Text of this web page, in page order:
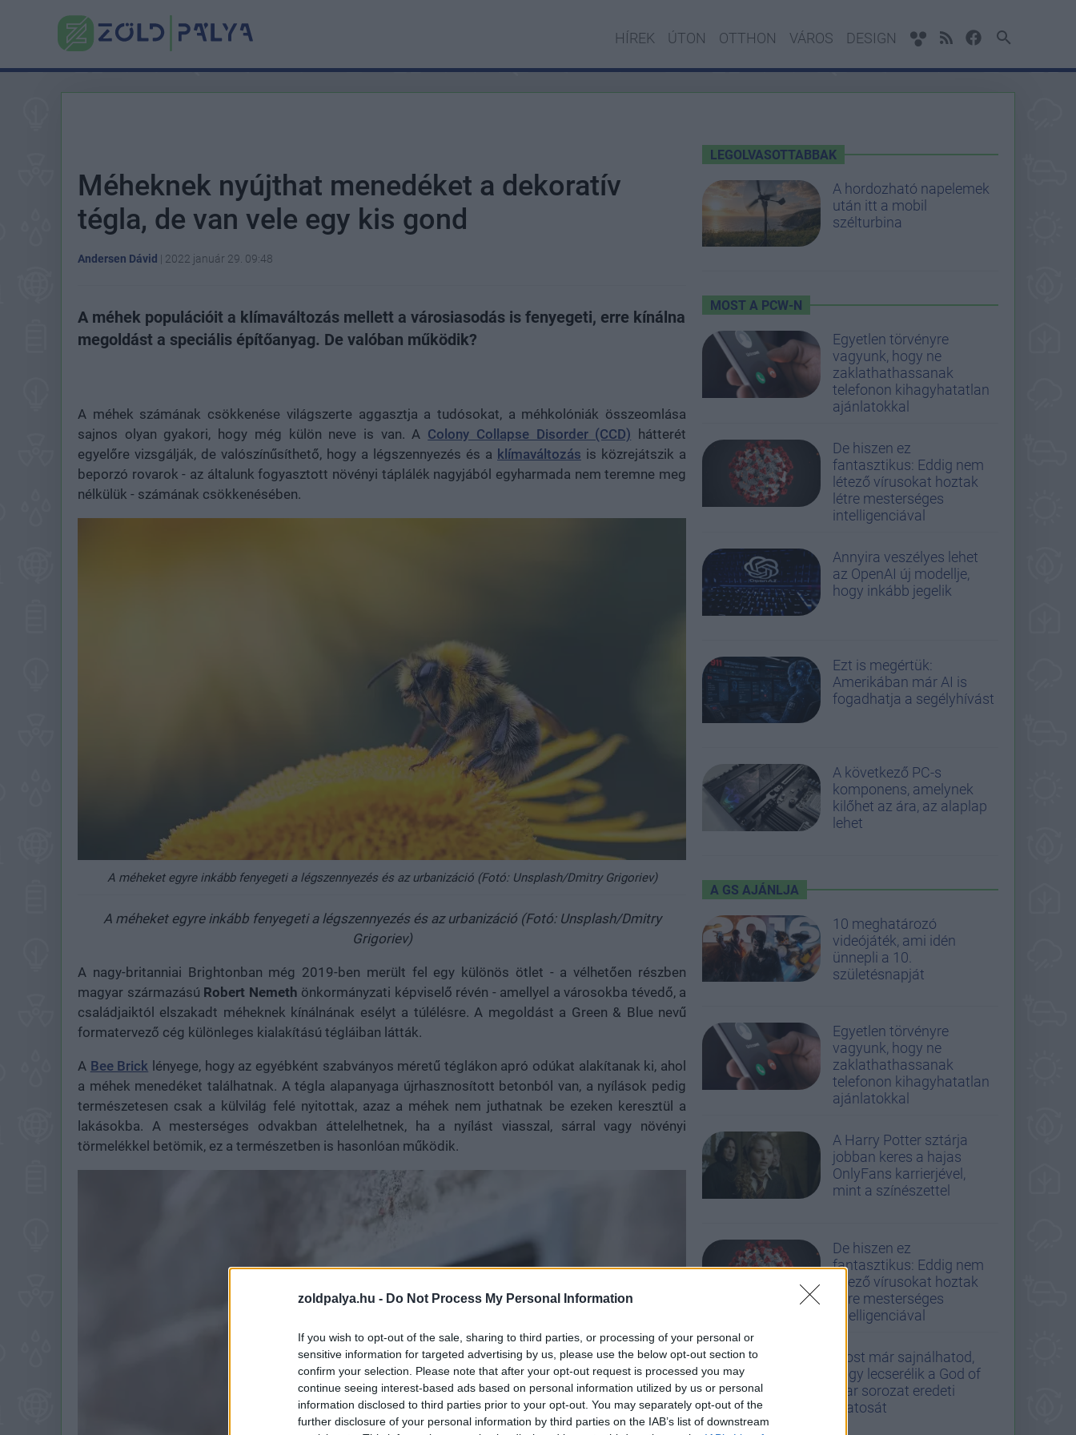
zoldpalya.hu - Do Not Process My Personal Information
If you wish to opt-out of the sale, sharing to third parties, or processing of your personal or
sensitive information for targeted advertising by us, please use the below opt-out section to
confirm your selection. Please note that after your opt-out request is processed you may
continue seeing interest-based ads based on personal information utilized by us or personal
information disclosed to third parties prior to your opt-out. You may separately opt-out of the
further disclosure of your personal information by third parties on the IAB’s list of downstream
HÍREK ÚTON OTTHON VÁROS DESIGN
Méheknek nyújthat menedéket a dekoratív
tégla, de van vele egy kis gond
Andersen Dávid | 2022 január 29. 09:48
A méhek populációit a klímaváltozás mellett a városiasodás is fenyegeti, erre kínálna
megoldást a speciális építőanyag. De valóban működik?
A méhek számának csökkenése világszerte aggasztja a tudósokat, a méhkolóniák összeomlása
sajnos olyan gyakori, hogy még külön neve is van. A Colony Collapse Disorder (CCD) hátterét
egyelőre vizsgálják, de valószínűsíthető, hogy a légszennyezés és a klímaváltozás is közrejátszik a
beporzó rovarok - az általunk fogyasztott növényi táplálék nagyjából egyharmada nem teremne meg
nélkülük - számának csökkenésében.
A méheket egyre inkább fenyegeti a légszennyezés és az urbanizáció (Fotó: Unsplash/Dmitry Grigoriev)
A méheket egyre inkább fenyegeti a légszennyezés és az urbanizáció (Fotó: Unsplash/Dmitry
Grigoriev)
A nagy-britanniai Brightonban még 2019-ben merült fel egy különös ötlet - a vélhetően részben
magyar származású Robert Nemeth önkormányzati képviselő révén - amellyel a városokba tévedő, a
családjaiktól elszakadt méheknek kínálnának esélyt a túlélésre. A megoldást a Green & Blue nevű
formatervező cég különleges kialakítású tégláiban látták.
A Bee Brick lényege, hogy az egyébként szabványos méretű téglákon apró odúkat alakítanak ki, ahol
a méhek menedéket találhatnak. A tégla alapanyaga újrhasznosított betonból van, a nyílások pedig
természetesen csak a külvilág felé nyitottak, azaz a méhek nem juthatnak be ezeken keresztül a
lakásokba. A mesterséges odvakban áttelelhetnek, ha a nyílást viasszal, sárral vagy növényi
törmelékkel betömik, ez a természetben is hasonlóan működik.
LEGOLVASOTTABBAK
A hordozható napelemek
után itt a mobil
szélturbina
MOST A PCW-N
Egyetlen törvényre
vagyunk, hogy ne
zaklathathassanak
telefonon kihagyhatatlan
ajánlatokkal
De hiszen ez
fantasztikus: Eddig nem
létező vírusokat hoztak
létre mesterséges
intelligenciával
Annyira veszélyes lehet
az OpenAI új modellje,
hogy inkább jegelik
Ezt is megértük:
Amerikában már AI is
fogadhatja a segélyhívást
A következő PC-s
komponens, amelynek
kilőhet az ára, az alaplap
lehet
A GS AJÁNLJA
10 meghatározó
videójáték, ami idén
ünnepli a 10.
születésnapját
Egyetlen törvényre
vagyunk, hogy ne
zaklathathassanak
telefonon kihagyhatatlan
ajánlatokkal
A Harry Potter sztárja
jobban keres a hajas
OnlyFans karrierjével,
mint a színészettel
De hiszen ez
fantasztikus: Eddig nem
létező vírusokat hoztak
létre mesterséges
intelligenciával
Most már sajnálhatod,
hogy lecserélik a God of
War sorozat eredeti
Kratosát